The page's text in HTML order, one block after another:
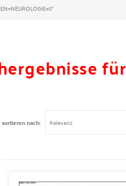
sortieren nach